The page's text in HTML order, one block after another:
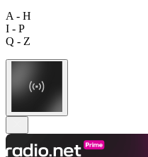
A - H
I - P
Q - Z